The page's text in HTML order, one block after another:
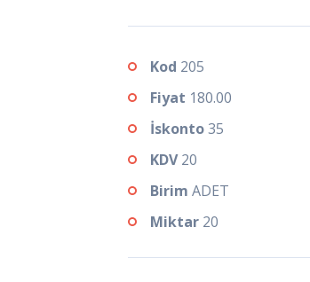
Kod 205
Fiyat 180.00
İskonto35
KDV20
Birim ADET
Miktar 20